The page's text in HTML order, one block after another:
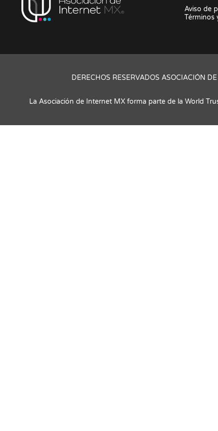
Aviso de
Términos
DERECHOS RESERVADOS ASOCIACIÓN
La Asociación de Internet MX forma parte de la World